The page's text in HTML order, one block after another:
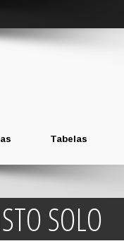
Tabelas
SOLO